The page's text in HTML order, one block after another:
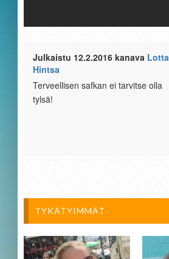
Julkaistu 12.2.2016 kanava Lotta
Hintsa
Terveellisen safkan ei tarvitse olla
tylsä!
TYKÄTYIMMÄT